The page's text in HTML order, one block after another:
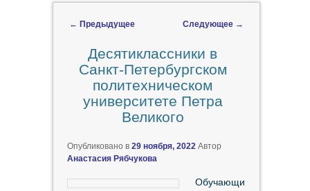
← Предыдущее Следующее →
Десятиклассники в
Санкт-Петербургском
политехническом
университете Петра
Великого
Опубликовано в 29 ноября, 2022 Автор
Анастасия Рябчукова
Обучающи